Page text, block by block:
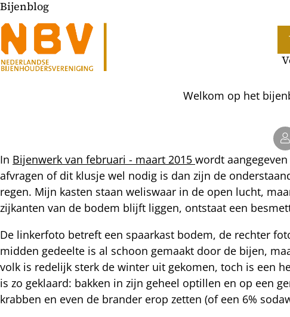
Bijenblog
Welkom op het
In Bijenwerk van februari - maart 2015 wordt
afvragen of dit klusje wel nodig is dan zijn de
regen. Mijn kasten staan weliswaar in de open lucht,
zijkanten van de bodem blijft liggen, ontstaat een
De linkerfoto betreft een spaarkast bodem, de rechter
midden gedeelte is al schoon gemaakt door de bijen,
volk is redelijk sterk de winter uit gekomen, toch is een
is zo geklaard: bakken in zijn geheel optillen en op een
krabben en even de brander erop zetten (of een 6%